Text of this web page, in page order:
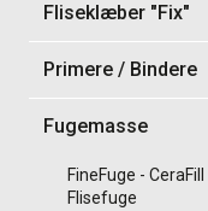
Fliseklæber "Fix"
Primere / Bindere
Fugemasse
FineFuge - CeraFill
Flisefuge